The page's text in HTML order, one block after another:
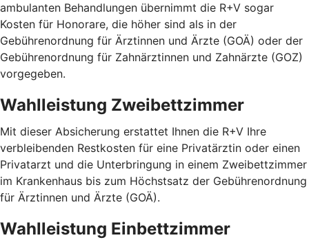
ambulanten Behandlungen übernimmt die R+V sogar
Kosten für Honorare, die höher sind als in der
Gebührenordnung für Ärztinnen und Ärzte (GOÄ) oder der
Gebührenordnung für Zahnärztinnen und Zahnärzte (GOZ)
vorgegeben.
Wahlleistung Zweibettzimmer
Mit dieser Absicherung erstattet Ihnen die R+V Ihre
verbleibenden Restkosten für eine Privatärztin oder einen
Privatarzt und die Unterbringung in einem Zweibettzimmer
im Krankenhaus bis zum Höchstsatz der Gebührenordnung
für Ärztinnen und Ärzte (GOÄ).
Wahlleistung Einbettzimmer